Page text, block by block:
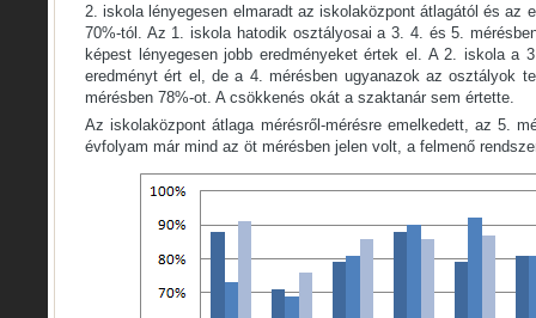
2. iskola lényegesen elmaradt az iskolaközpont átlagától és az
70%-tól. Az 1. iskola hatodik osztályosai a 3. 4. és 5.
képest lényegesen jobb eredményeket értek el. A 2. iskola a
eredményt ért el, de a 4. mérésben ugyanazok az osztályok
mérésben 78%-ot. A csökkenés okát a szaktanár sem értette.
Az iskolaközpont átlaga mérésről-mérésre emelkedett, az 5.
évfolyam már mind az öt mérésben jelen volt, a felmenő